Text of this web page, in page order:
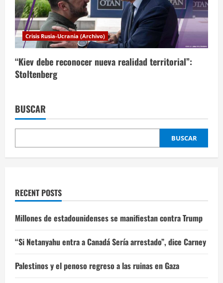
Crisis Rusia-Ucrania (Archivo)
“Kiev debe reconocer nueva realidad territorial”:
Stoltenberg
BUSCAR
BUSCAR
RECENT POSTS
Millones de estadounidenses se manifiestan contra Trump
“Si Netanyahu entra a Canadá Sería arrestado”, dice Carney
Palestinos y el penoso regreso a las ruinas en Gaza